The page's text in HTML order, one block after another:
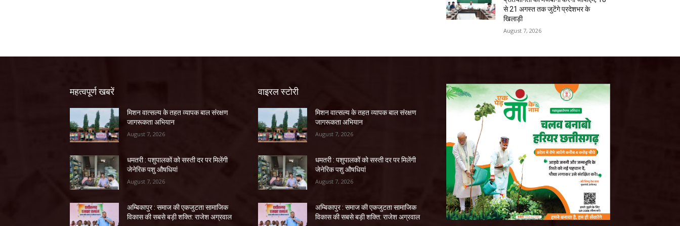
से 21 अगस्त तक जुटेंगे प्रदेशभर के
खिलाड़ी
August 7, 2026
महत्वपूर्ण खबरें
मिशन वात्सल्य के तहत व्यापक बाल संरक्षण
जागरूकता अभियान
August 7, 2026
धमतरी : पशुपालकों को सस्ती दर पर मिलेंगी
जेनेरिक पशु औषधियां
August 7, 2026
अम्बिकापुर : समाज की एकजुटता सामाजिक
विकास की सबसे बड़ी शक्ति: राजेश अग्रवाल
वाइरल स्टोरी
मिशन वात्सल्य के तहत व्यापक बाल संरक्षण
जागरूकता अभियान
August 7, 2026
धमतरी : पशुपालकों को सस्ती दर पर मिलेंगी
जेनेरिक पशु औषधियां
August 7, 2026
अम्बिकापुर : समाज की एकजुटता सामाजिक
विकास की सबसे बड़ी शक्ति: राजेश अग्रवाल